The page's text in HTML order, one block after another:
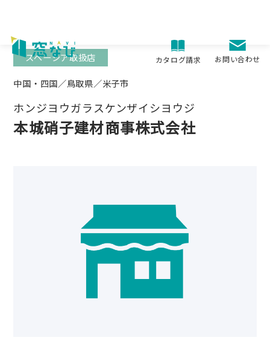
content
カタログ請求 お問い合わせ
中国・四国／鳥取県／米子市
ホンジヨウガラスケンザイシヨウジ
本城硝子建材商事株式会社
スペーシア取扱店